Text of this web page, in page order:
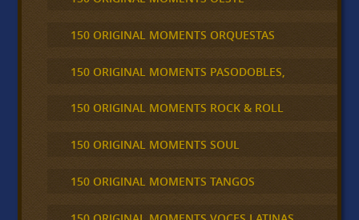
150 ORIGINAL MOMENTS ORQUESTAS
150 ORIGINAL MOMENTS PASODOBLES,
150 ORIGINAL MOMENTS ROCK & ROLL
150 ORIGINAL MOMENTS SOUL
150 ORIGINAL MOMENTS TANGOS